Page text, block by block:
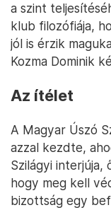
a szint
klub filozófiája,
jól is érzik
Kozma Dominik
Az ítélet
A Magyar Úszó
azzal kezdte,
Szilágyi interjúja,
hogy meg kell
bizottság egy